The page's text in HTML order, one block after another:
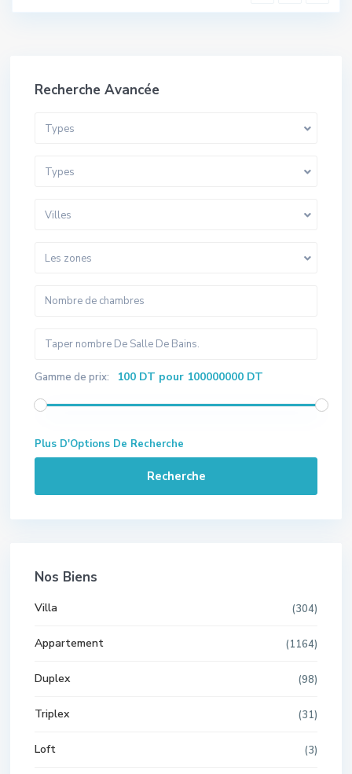
Recherche Avancée
Types
Types
Villes
Les zones
Gamme de prix: 100 DT pour 100000000 DT
Plus D'Options De Recherche
Recherche
Nos Biens
Villa (304)
Appartement (1164)
Duplex (98)
Triplex (31)
Loft (3)